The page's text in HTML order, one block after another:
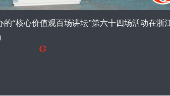
核心价值观百场讲坛”第六十四场活动在浙